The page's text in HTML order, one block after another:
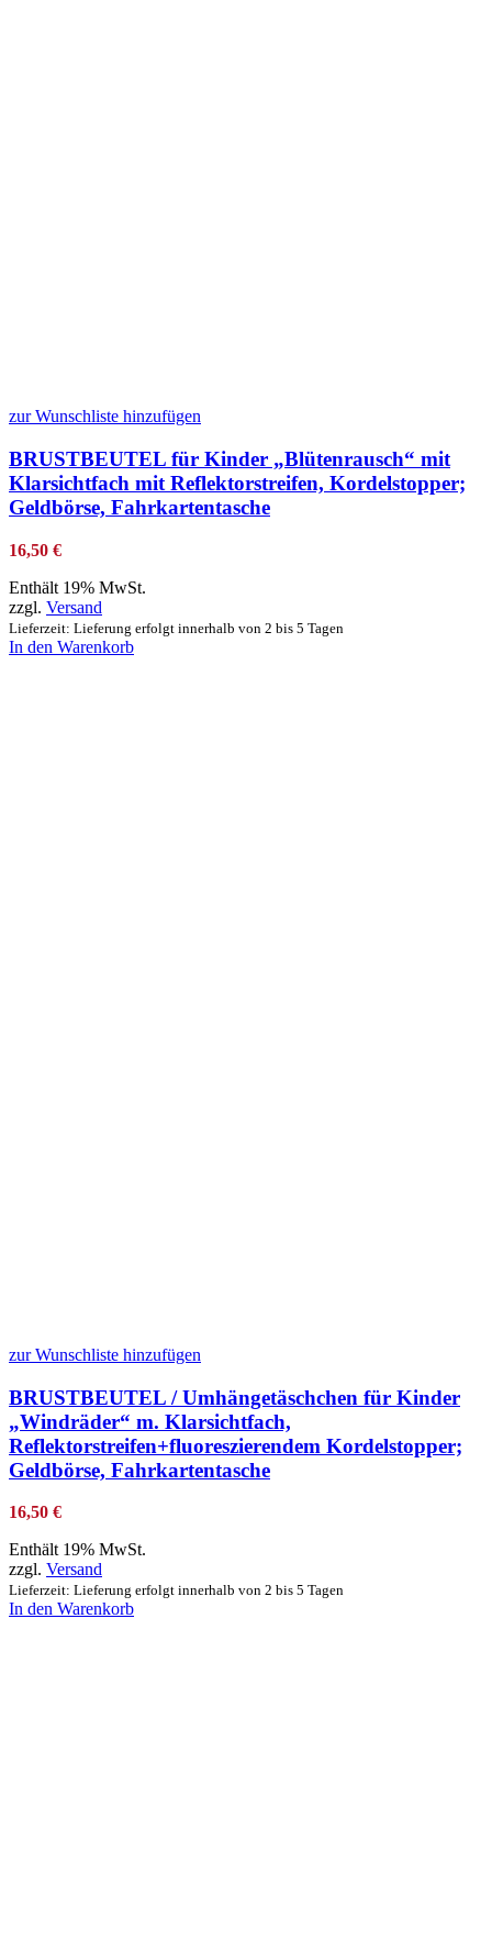
zur Wunschliste hinzufügen
BRUSTBEUTEL für Kinder „Blütenrausch“ mit
Klarsichtfach mit Reflektorstreifen, Kordelstopper;
Geldbörse, Fahrkartentasche
16,50 €
Enthält 19% MwSt.
zzgl. Versand
Lieferzeit: Lieferung erfolgt innerhalb von 2 bis 5 Tagen
In den Warenkorb
zur Wunschliste hinzufügen
BRUSTBEUTEL / Umhängetäschchen für Kinder
„Windräder“ m. Klarsichtfach,
Reflektorstreifen+fluoreszierendem Kordelstopper;
Geldbörse, Fahrkartentasche
16,50 €
Enthält 19% MwSt.
zzgl. Versand
Lieferzeit: Lieferung erfolgt innerhalb von 2 bis 5 Tagen
In den Warenkorb